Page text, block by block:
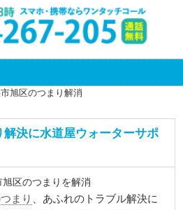
決に水道屋ウォーターサポ
つまり
、あふれのトラブル解決に